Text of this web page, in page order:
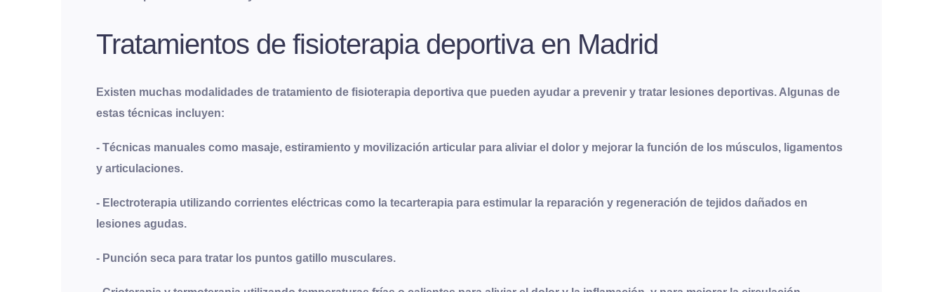
Tratamientos de fisioterapia deportiva en Madrid
Existen muchas modalidades de tratamiento de fisioterapia deportiva que pueden ayudar a prevenir y tratar lesiones deportivas. Algunas de
estas técnicas incluyen:
- Técnicas manuales como masaje, estiramiento y movilización articular para aliviar el dolor y mejorar la función de los músculos, ligamentos
y articulaciones.
- Electroterapia utilizando corrientes eléctricas como la tecarterapia para estimular la reparación y regeneración de tejidos dañados en
lesiones agudas.
- Punción seca para tratar los puntos gatillo musculares.